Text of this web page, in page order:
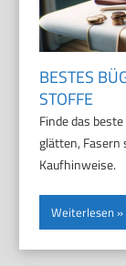
BESTES
STOFFE
Finde das
glätten, Fasern
Kaufhinweise.
Weiterlesen